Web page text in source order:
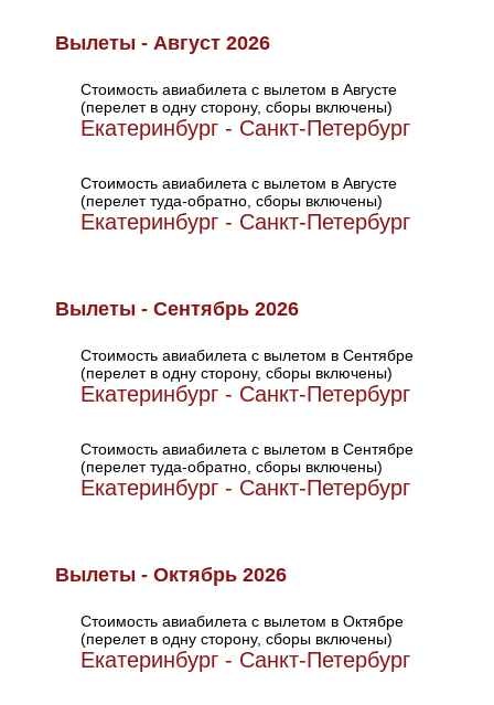
Вылеты - Август 2026
Стоимость авиабилета с вылетом в Августе
(перелет в одну сторону, сборы включены)
Екатеринбург - Санкт-Петербург
Стоимость авиабилета с вылетом в Августе
(перелет туда-обратно, сборы включены)
Екатеринбург - Санкт-Петербург
Вылеты - Сентябрь 2026
Стоимость авиабилета с вылетом в Сентябре
(перелет в одну сторону, сборы включены)
Екатеринбург - Санкт-Петербург
Стоимость авиабилета с вылетом в Сентябре
(перелет туда-обратно, сборы включены)
Екатеринбург - Санкт-Петербург
Вылеты - Октябрь 2026
Стоимость авиабилета с вылетом в Октябре
(перелет в одну сторону, сборы включены)
Екатеринбург - Санкт-Петербург